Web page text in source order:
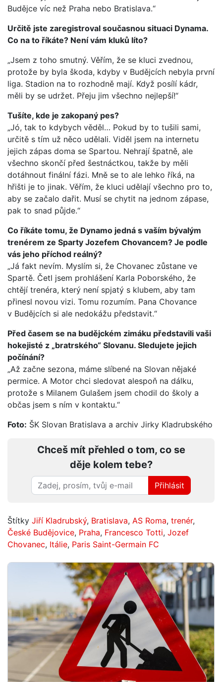
Budějce víc než Praha nebo Bratislava.“
Určitě jste zaregistroval současnou situaci Dynama.
Co na to říkáte? Není vám kluků líto?
„Jsem z toho smutný. Věřím, že se kluci zvednou,
protože by byla škoda, kdyby v Budějcích nebyla první
liga. Stadion na to rozhodně mají. Když posílí kádr,
měli by se udržet. Přeju jim všechno nejlepší!“
Tušíte, kde je zakopaný pes?
„Jó, tak to kdybych věděl… Pokud by to tušili sami,
určitě s tím už něco udělali. Viděl jsem na internetu
jejich zápas doma se Spartou. Nehrají špatně, ale
všechno skončí před šestnáctkou, takže by měli
dotáhnout finální fázi. Mně se to ale lehko říká, na
hřišti je to jinak. Věřím, že kluci udělají všechno pro to,
aby se začalo dařit. Musí se chytit na jednom zápase,
pak to snad půjde.“
Co říkáte tomu, že Dynamo jedná s vaším bývalým
trenérem ze Sparty Jozefem Chovancem? Je podle
vás jeho příchod reálný?
„Já fakt nevím. Myslím si, že Chovanec zůstane ve
Spartě. Četl jsem prohlášení Karla Poborského, že
chtějí trenéra, který není spjatý s klubem, aby tam
přinesl novou vizi. Tomu rozumím. Pana Chovance
v Budějcích si ale nedokážu představit.“
Před časem se na budějckém zimáku představili vaši
hokejisté z „bratrského“ Slovanu. Sledujete jejich
počínání?
„Až začne sezona, máme slíbené na Slovan nějaké
permice. A Motor chci sledovat alespoň na dálku,
protože s Milanem Gulašem jsem chodil do školy a
občas jsem s ním v kontaktu.“
Foto: ŠK Slovan Bratislava a archiv Jirky Kladrubského
Chceš mít přehled o tom, co se
děje kolem tebe?
Přihlásit
Štítky Jiří Kladrubský, Bratislava, AS Roma, trenér,
České Budějovice, Praha, Francesco Totti, Jozef
Chovanec, Itálie, Paris Saint-Germain FC